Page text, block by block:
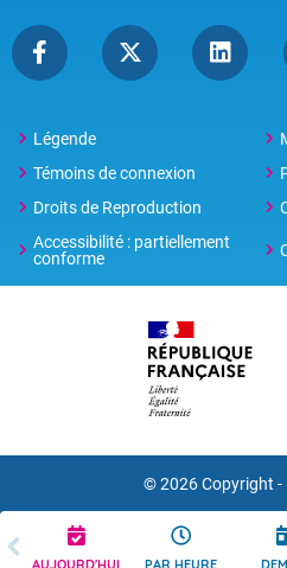
AUJOURD'HUI PAR HEURE
Légende
Témoins de connexion
Droits de Reproduction
Accessibilité : partiellement
conforme
© 2026 Copyright -